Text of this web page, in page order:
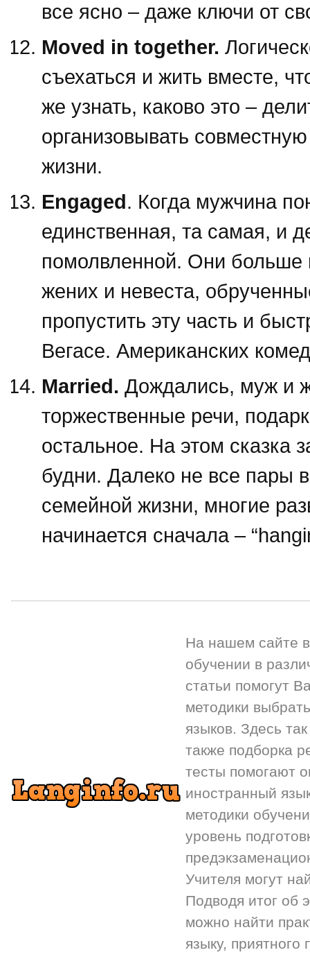
все ясно – даже ключи от
Moved in together.
съехаться и жить вместе,
же узнать, каково это –
организовывать
жизни.
Engaged. Когда мужчина
единственная, та самая, и
помолвленной. Они больше
жених и невеста,
пропустить эту часть и
Вегасе. Американских
Married. Дождались, муж и
торжественные речи,
остальное. На этом сказка
будни. Далеко не все пары
семейной жизни, многие
начинается сначала –
На нашем сайте
обучении в
статьи помогут
методики
языков. Здесь
также подборка
тесты помогают
иностранный
методики
уровень
Учителя могут
Подводя итог об
можно найти
языку,